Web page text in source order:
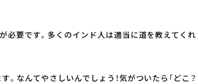
必要です。多くのインド人は適当に道を教えてくれ
なんてやさしいんでしょう！気がついたら「どこ？